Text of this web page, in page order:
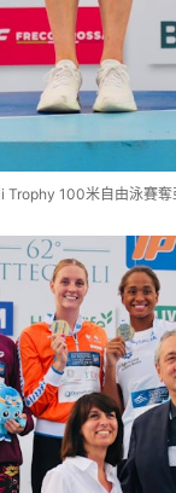
100米自由泳賽奪